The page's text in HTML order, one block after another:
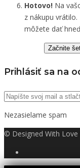
Hotovo! Na
z nákupu
môžete dať
Začnite
Prihlásiť sa na
Nezasielame spam
© Designed With Love